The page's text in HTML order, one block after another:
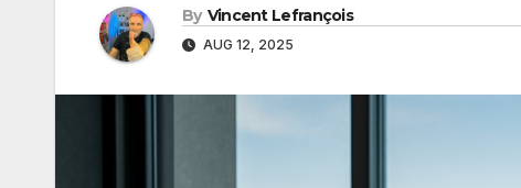
By Vincent Lefrançois
AUG 12, 2025